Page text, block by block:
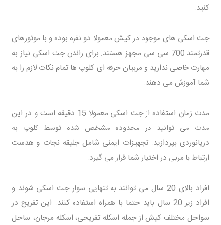
کنید.
جت اسکی های موجود در کیش معمولا دو نفره بوده و با موتورهای
قدرتمند 700 سی سی مجهز هستند. برای راندن جت اسکی نیاز به
مهارت خاصی ندارید و مربیان حرفه ای کلوپ ها تمام نکات لازم را به
شما آموزش می دهند.
مدت زمان استفاده از جت اسکی معمولا 15 دقیقه است و در این
مدت می توانید در محدوده مشخص شده توسط کلوپ به
دریانوردی بپردازید. تجهیزات ایمنی شامل جلیقه نجات و هدست
ارتباط با مربی در اختیار شما قرار می گیرد.
افراد بالای 20 سال می توانند به تنهایی سوار جت اسکی شوند و
افراد زیر 20 سال باید حتما با همراه استفاده کنند. این تفریح در
سواحل مختلف کیش از جمله اسکله تفریحی، اسکله مرجان، ساحل